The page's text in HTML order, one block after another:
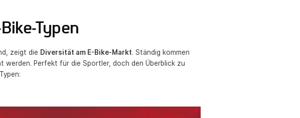
Typen
zeigt die Diversität am E-Bike-Markt. Ständig kommen
werden. Perfekt für die Sportler, doch den Überblick zu